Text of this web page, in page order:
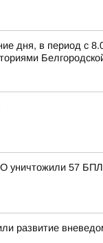
дня, в период с
уничтожили 57
развитие